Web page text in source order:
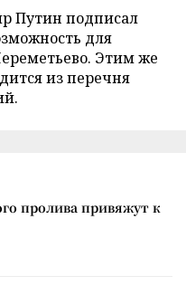
Путин подписал
для
Этим же
из перечня
пролива привяжут к